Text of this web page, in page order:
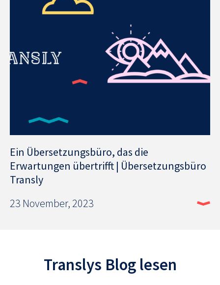
Ein Übersetzungsbüro, das die
Erwartungen übertrifft | Übersetzungsbüro
Transly
23 November, 2023
Translys Blog lesen